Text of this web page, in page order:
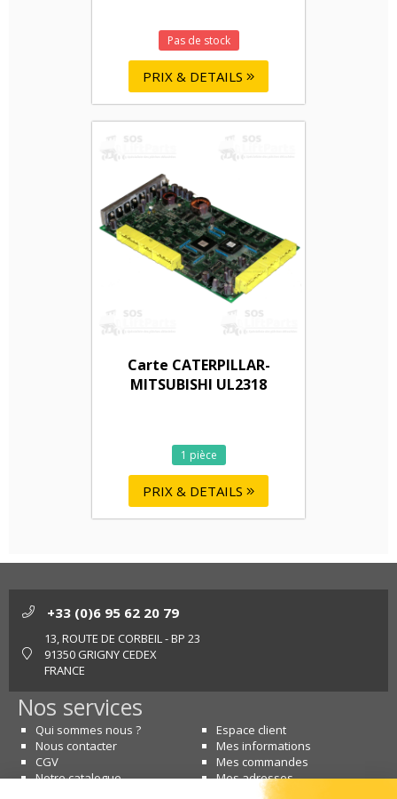
Pas de stock
PRIX & DETAILS
Carte CATERPILLAR-
MITSUBISHI UL2318
1 pièce
PRIX & DETAILS
+33 (0)6 95 62 20 79
13, ROUTE DE CORBEIL - BP 23
91350 GRIGNY CEDEX
FRANCE
Nos services
Qui sommes nous ?
Nous contacter
CGV
Notre catalogue
Espace client
Mes informations
Mes commandes
Mes adresses